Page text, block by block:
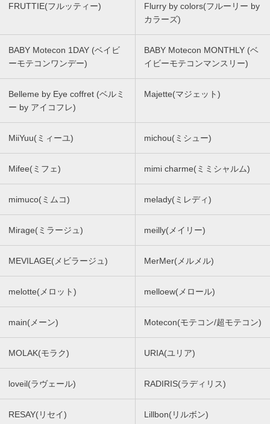
FRUTTIE(フルッティー)
Flurry by colors(フルーリー by
カラーズ)
BABY Motecon 1DAY (ベイビ
ーモテコンワンデー)
BABY Motecon MONTHLY (ベ
イビーモテコンマンスリー)
Belleme by Eye coffret (ベルミ
ー by アイコフレ)
Majette(マジェット)
MiiYuu(ミィーユ) michou(ミシュー)
Mifee(ミフェ) mimi charme(ミミシャルム)
mimuco(ミムコ) melady(ミレディ)
Mirage(ミラージュ) meilly(メイリー)
MEVILAGE(メビラージュ) MerMer(メルメル)
melotte(メロット) melloew(メロール)
main(メーン) Motecon(モテコン/超モテコン)
MOLAK(モラク) URIA(ユリア)
loveil(ラヴェール) RADIRIS(ラディリス)
RESAY(リセイ) Lillbon(リルボン)